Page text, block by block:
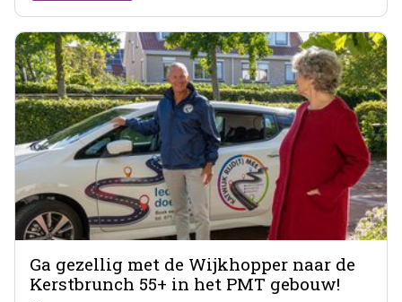
Ga gezellig met de Wijkhopper naar de
Kerstbrunch 55+ in het PMT gebouw!